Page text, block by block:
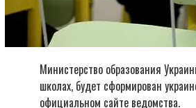
Министерство образования
школах, будет сформирован
официальном сайте ведомства.